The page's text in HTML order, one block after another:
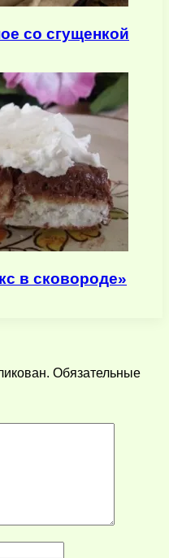
со сгущенкой
в сковороде»
Обязательные